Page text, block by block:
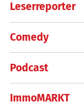
Leserreporter
Comedy
Podcast
ImmoMARKT